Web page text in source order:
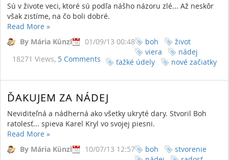
Sú v živote veci, ktoré sú podľa nášho názoru zlé... Až neskôr
však zistíme, na čo boli dobré.
Read More »
By Mária Künzl
01/09/13 00:48
18271 Views, 5 Comments
boh
život
viera
nádej
ťažké údely
nové začiatky
ĎAKUJEM ZA NÁDEJ
Neviditeľná a nádherná ako všetky ukryté dary. Stvoril Boh
ratolesť... spieva Karel Kryl vo svojej piesni.
Read More »
By Mária Künzl
10/07/13 12:57
boh
stvorenie